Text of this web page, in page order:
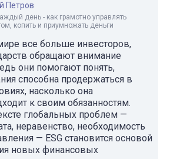
Петров
день - как грамотно управлять
копить и приумножать деньги
все больше инвесторов,
обращают внимание
они помогают понять,
способна продержаться в
насколько она
к своим обязанностям.
глобальных проблем —
неравенство, необходимость
— ESG становится основой
новых финансовых